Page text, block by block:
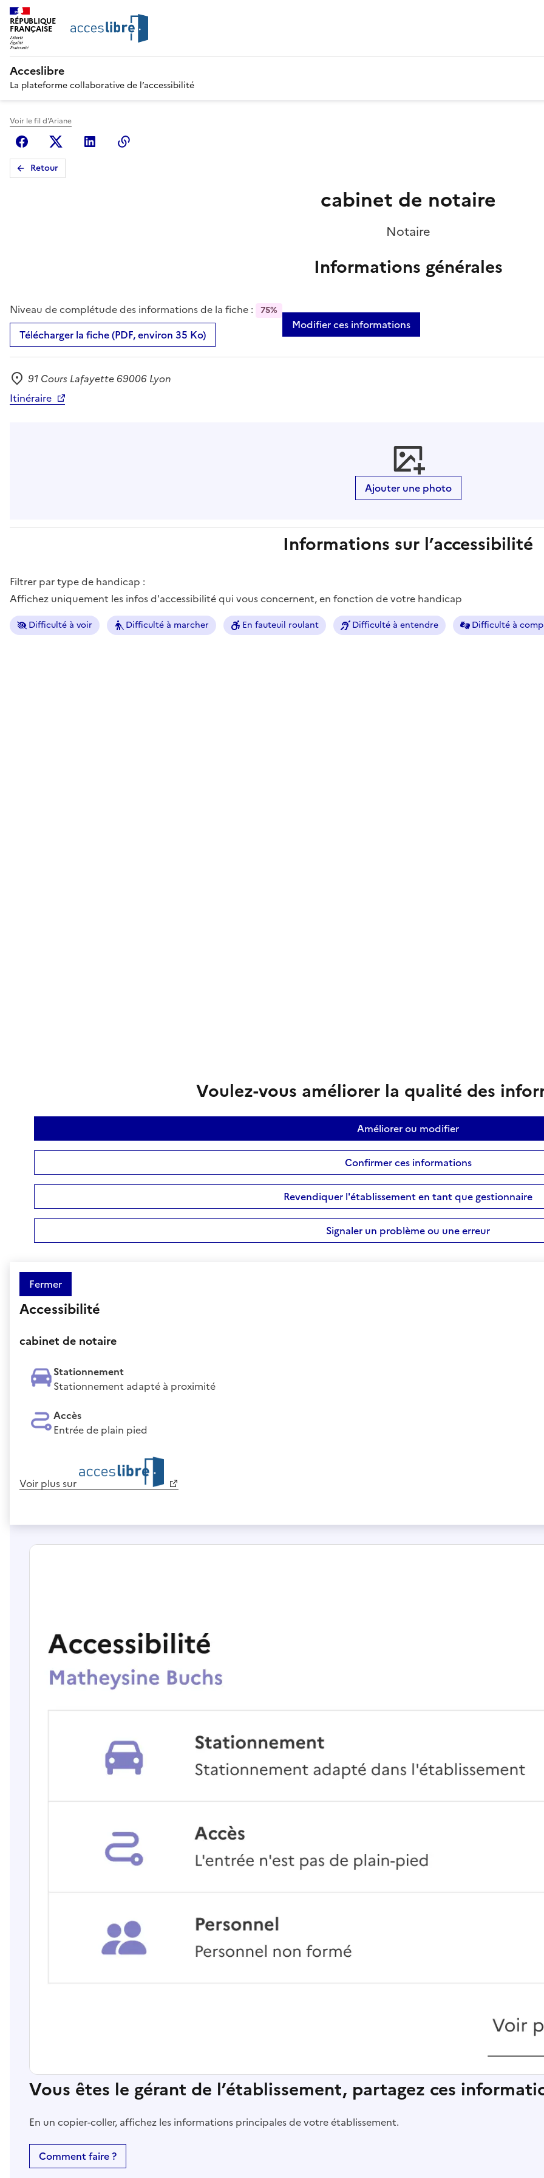
RÉPUBLIQUE
FRANÇAISE
Acceslibre
La plateforme collaborative de l’accessibilité
Voir le fil d'Ariane
FacebookX (anciennement Twitter)
Linkedin
Retour
cabinet de notaire
Notaire
Informations générales
Niveau de complétude des informations de la fiche : 75%
Télécharger la fiche (PDF, environ 35 Ko)
Modifier ces informations
Adresse
91 Cours Lafayette 69006 Lyon
Itinéraire
Ajouter une photo
Informations sur l’accessibilité
Filtrer par type de handicap :
Affichez uniquement les infos d'accessibilité qui vous concernent, en fonction de votre handicap
Difficulté à voir Difficulté à marcher En fauteuil roulant Difficulté à entendre Difficulté à
Voulez-vous améliorer la qualité des
Améliorer ou modifier
Confirmer ces informations
Revendiquer l'établissement en tant que gestionnaire
Signaler un problème ou une erreur
Fermer
Accessibilité
cabinet de notaire
Stationnement
Stationnement adapté à proximité
Accès
Entrée de plain pied
Voir plus sur
Vous êtes le gérant de l’établissement, partagez ces
En un copier-coller, affichez les informations principales de votre établissement.
Comment faire ?